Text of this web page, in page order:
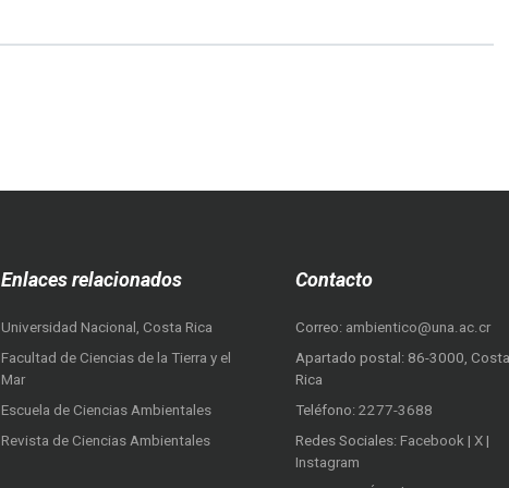
Enlaces relacionados
Universidad Nacional, Costa Rica
Facultad de Ciencias de la Tierra y el
Mar
Escuela de Ciencias Ambientales
Revista de Ciencias Ambientales
Contacto
Correo: ambientico@una.ac.cr
Apartado postal: 86-3000, Costa
Rica
Teléfono: 2277-3688
Redes Sociales: Facebook | X |
Instagram